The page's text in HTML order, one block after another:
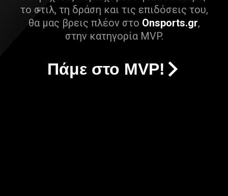
το στιλ, τη δράση και τις επιδόσεις του,
θα μας βρεις πλέον στο Onsports.gr,
στην κατηγορία MVP.
Πάμε στο MVP!